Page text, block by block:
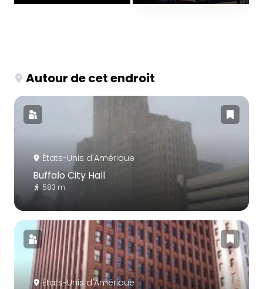
Autour de cet endroit
États-Unis d'Amérique
Buffalo City Hall
583 m
États-Unis d'Amérique